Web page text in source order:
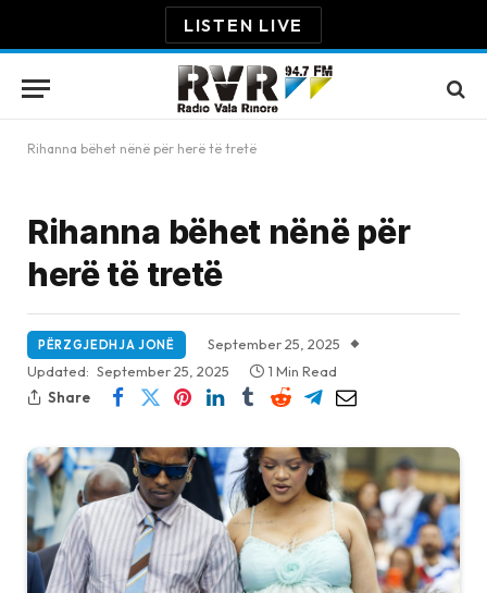
LISTEN LIVE
Rihanna bëhet nënë për herë të tretë
Rihanna bëhet nënë për
herë të tretë
PËRZGJEDHJA JONË
September 25, 2025
Updated: September 25, 2025
1 Min Read
Share